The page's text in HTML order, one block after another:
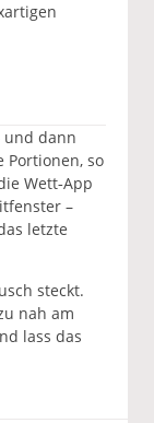
und dann
Portionen, so
Wett‑App
–
letzte
steckt.
nah am
lass das